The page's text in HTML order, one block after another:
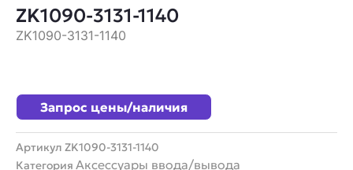
ZK1090-3131-1140
ZK1090-3131-1140
Запрос цены/наличия
Артикул ZK1090-3131-1140
Категория Аксессуары ввода/вывода